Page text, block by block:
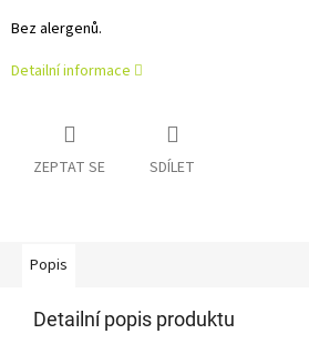
Bez alergenů.
Detailní informace
ZEPTAT SE SDÍLET
Popis
Detailní popis produktu